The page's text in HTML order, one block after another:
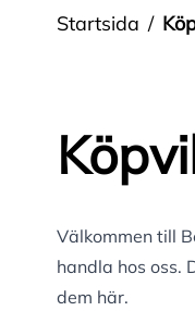
Startsida
Välkommen till
handla hos oss.
dem här.